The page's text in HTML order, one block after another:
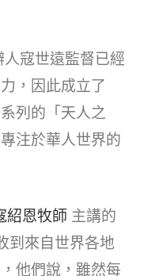
人寇世遠監督已經
，因此成立了
列的「天人之
注於華人世界的
紹恩牧師​ 主講的
到來自世界各地
他們說，雖然每